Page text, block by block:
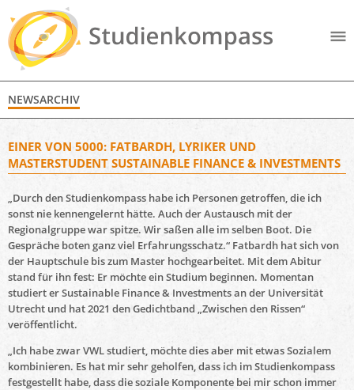
NEWSARCHIV
EINER VON 5000: FATBARDH, LYRIKER UND
MASTERSTUDENT SUSTAINABLE FINANCE & INVESTMENTS
„Durch den Studienkompass habe ich Personen getroffen, die ich
sonst nie kennengelernt hätte. Auch der Austausch mit der
Regionalgruppe war spitze. Wir saßen alle im selben Boot. Die
Gespräche boten ganz viel Erfahrungsschatz.“ Fatbardh hat sich von
der Hauptschule bis zum Master hochgearbeitet. Mit dem Abitur
stand für ihn fest: Er möchte ein Studium beginnen. Momentan
studiert er Sustainable Finance & Investments an der Universität
Utrecht und hat 2021 den Gedichtband „Zwischen den Rissen“
veröffentlicht.
„Ich habe zwar VWL studiert, möchte dies aber mit etwas Sozialem
kombinieren. Es hat mir sehr geholfen, dass ich im Studienkompass
festgestellt habe, dass die soziale Komponente bei mir schon immer